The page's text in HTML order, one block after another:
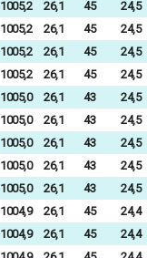
1005,2 26,1 45
24,5
1005,2 26,1 45
24,5
1005,2 26,1 45
24,5
1005,2 26,1 45
24,5
1005,0 26,1 43
24,5
1005,0 26,1 43
24,5
1005,0 26,1 43
24,5
1005,0 26,1 43
24,5
1005,0 26,1 43
24,5
1004,9 26,1 45
24,4
1004,9 26,1 45
24,4